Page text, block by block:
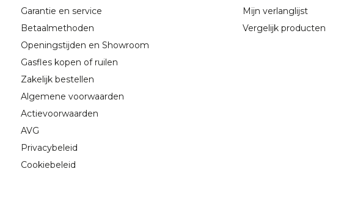
Garantie en service
Betaalmethoden
Openingstijden en Showroom
Gasfles kopen of ruilen
Zakelijk bestellen
Algemene voorwaarden
Actievoorwaarden
AVG
Privacybeleid
Cookiebeleid
Mijn verlanglijst
Vergelijk producten